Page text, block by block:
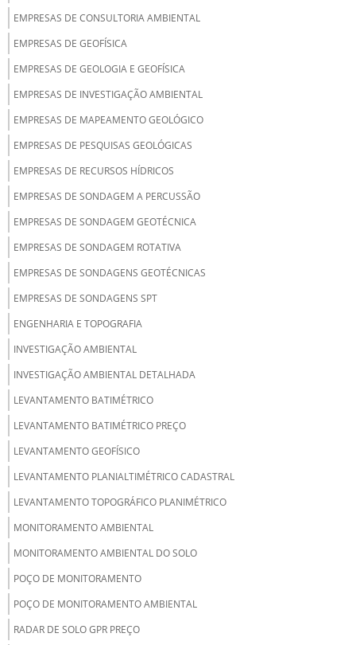
EMPRESAS DE CONSULTORIA AMBIENTAL
EMPRESAS DE GEOFÍSICA
EMPRESAS DE GEOLOGIA E GEOFÍSICA
EMPRESAS DE INVESTIGAÇÃO AMBIENTAL
EMPRESAS DE MAPEAMENTO GEOLÓGICO
EMPRESAS DE PESQUISAS GEOLÓGICAS
EMPRESAS DE RECURSOS HÍDRICOS
EMPRESAS DE SONDAGEM A PERCUSSÃO
EMPRESAS DE SONDAGEM GEOTÉCNICA
EMPRESAS DE SONDAGEM ROTATIVA
EMPRESAS DE SONDAGENS GEOTÉCNICAS
EMPRESAS DE SONDAGENS SPT
ENGENHARIA E TOPOGRAFIA
INVESTIGAÇÃO AMBIENTAL
INVESTIGAÇÃO AMBIENTAL DETALHADA
LEVANTAMENTO BATIMÉTRICO
LEVANTAMENTO BATIMÉTRICO PREÇO
LEVANTAMENTO GEOFÍSICO
LEVANTAMENTO PLANIALTIMÉTRICO CADASTRAL
LEVANTAMENTO TOPOGRÁFICO PLANIMÉTRICO
MONITORAMENTO AMBIENTAL
MONITORAMENTO AMBIENTAL DO SOLO
POÇO DE MONITORAMENTO
POÇO DE MONITORAMENTO AMBIENTAL
RADAR DE SOLO GPR PREÇO